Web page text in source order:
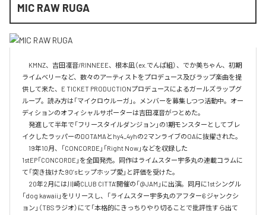
MIC RAW RUGA
KMNZ、吉田凜音/RINNEEE、根本凪（ex.でんぱ組）、でか美ちゃん、初期
ライムベリーなど、数々のアーティストをプロデュース及びラップ楽曲を提
供して来た、E TICKET PRODUCTIONプロデュースによるガールズラップグ
ループ。読み方は「マイクロウルーガ」。メンバーを募集しつつ活動中。オー
ディションのオフィシャルサポーターは吉田凜音がつとめた。
発進して半年で「フリースタイルダンジョン」の1期モンスターとしてブレ
イクしたラッパーのDOTAMAとhy4_4yhの2マンライブのOAに抜擢された。
19年10月、「CONCORDE」「Right Now」などを収録した
1stEP「CONCORDE」を全国発売。同作はライムスター宇多丸の連載コラムに
て「突き抜けた90’sヒップホップ愛」と評価を受けた。
20年2月には川崎CLUB CITTA’開催の「@JAM」に出演。同月に1stシングル
「dog kawaii」をリリースし、「ライムスター宇多丸のアフター6 ジャンクシ
ョン」（TBSラジオ）にて「本格的にきっちりやり切ることで批評性すら出て